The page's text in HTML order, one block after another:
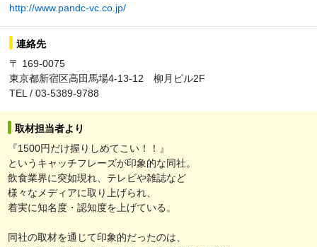
http://www.pandc-vc.co.jp/
連絡先
〒 169-0075
東京都新宿区高田馬場4-13-12 柳月ビル2F
TEL / 03-5389-9788
取材担当者より
『1500円だけ握りしめてこい！！』
というキャッチフレーズが印象的な同社。
飲食業界に突如現れ、テレビや雑誌など
様々なメディアに取り上げられ、
着実に知名度・認知度を上げている。
同社の取材を通じて印象的だったのは、